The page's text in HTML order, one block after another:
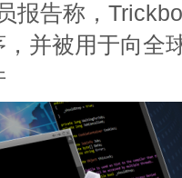
报告称，
并被用于向全